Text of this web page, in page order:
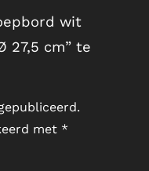
wit
27,5 cm” te
met *